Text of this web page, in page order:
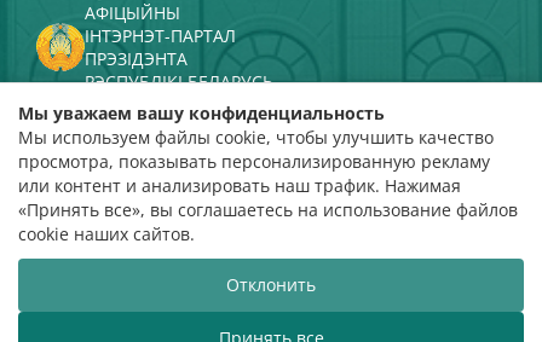
АФІЦЫЙНЫ
ІНТЭРНЭТ-ПАРТАЛ
ПРЭЗІДЭНТА
РЭСПУБЛІКІ БЕЛАРУСЬ
МІНІСТЭРСТВА КУЛЬТУРЫ
РЭСПУБЛІКІ БЕЛАРУСЬ
ПАРТАЛ
РЭЙТЫНГАВАЙ АЦЭНКІ
адзнака 4,9
на падставе 112 водгукаў
Распрацоўка сайтаВТОП3
Мы уважаем вашу конфиденциальность
Мы используем файлы cookie, чтобы улучшить качество
просмотра, показывать персонализированную рекламу
или контент и анализировать наш трафик. Нажимая
«Принять все», вы соглашаетесь на использование файлов
cookie наших сайтов.
Отклонить